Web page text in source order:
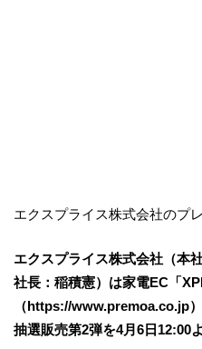
エクスプライス株式会社のプ
エクスプライス株式会社（本
社長：稲積憲）は家電EC「
（https://www.premoa.co.jp
抽選販売第2弾を4月6日12:00